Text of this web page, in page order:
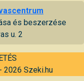
vascentrum
és beszerzése
u. 2
2026 Szeki.hu